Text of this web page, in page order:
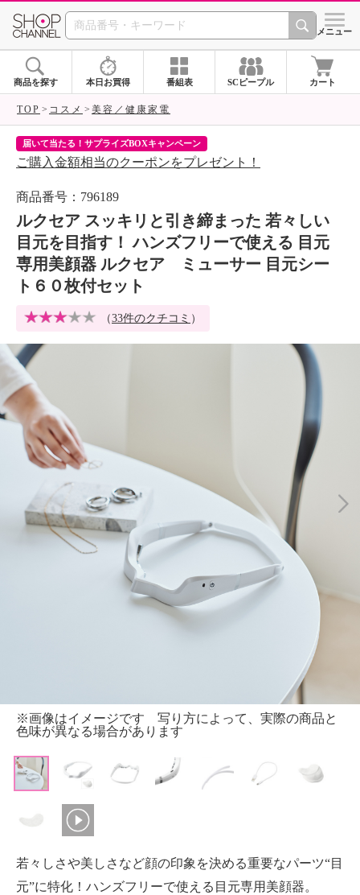
SHOP CHANNEL シメニュー
商品を探す 本日お買得 番組表 SCピープル カート
TOP コスメ 美容／健康家電
届いて当たる！サプライズBOXキャンペーン
ご購入金額相当のクーポンをプレゼント！
商品番号：796189
ルクセア スッキリと引き締まった 若々しい
目元を目指す！ ハンズフリーで使える 目元
専用美顔器 ルクセア ミューサー 目元シー
ト６０枚付セット
（33件のクチコミ ）
※画像はイメージです 写り方によって、実際の商品と
色味が異なる場合があります
若々しさや美しさなど顔の印象を決める重要なパーツ“目
元”に特化！ハンズフリーで使える目元専用美顔器。